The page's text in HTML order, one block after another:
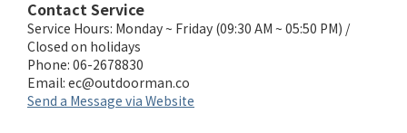
Contact Service
Service Hours: Monday ~ Friday (09:30 AM ~ 05:50 PM) /
Closed on holidays
Phone: 06-2678830
Email: ec@outdoorman.co
Send a Message via Website